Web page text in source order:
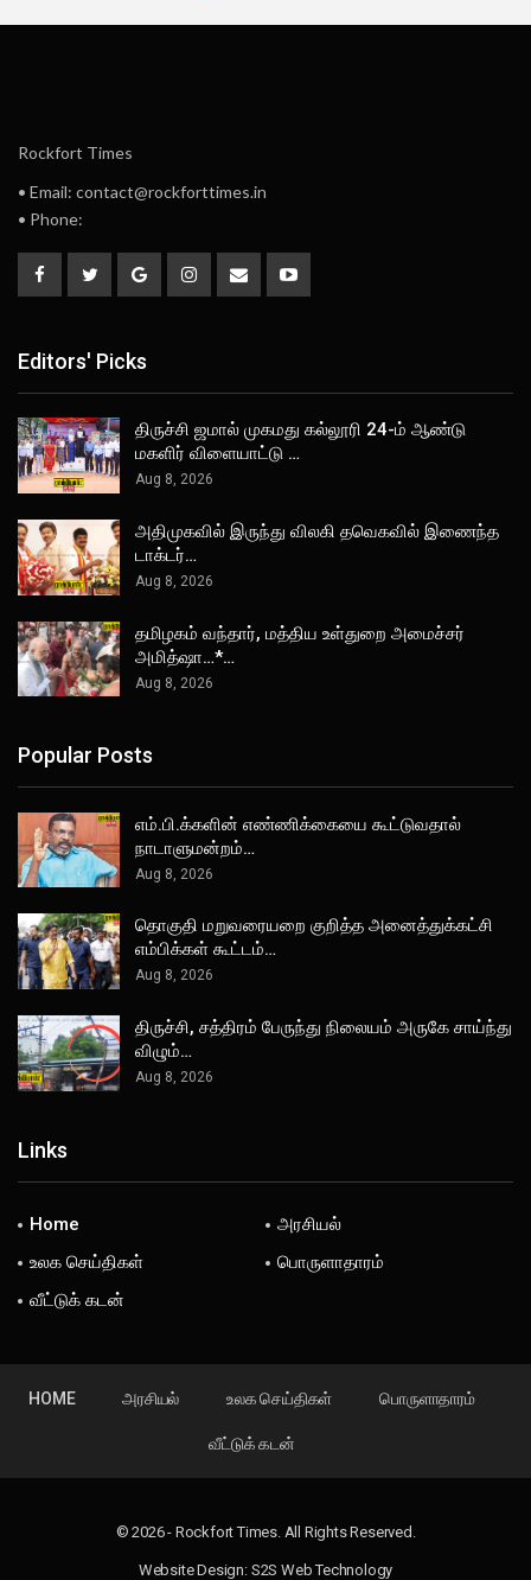
Rockfort Times
• Email: contact@rockforttimes.in
• Phone:
Editors' Picks
திருச்சி ஜமால் முகமது கல்லூரி 24-ம் ஆண்டு
மகளிர் விளையாட்டு …
Aug 8, 2026
அதிமுகவில் இருந்து விலகி தவெகவில் இணைந்த
டாக்டர்…
Aug 8, 2026
தமிழகம் வந்தார், மத்திய உள்துறை அமைச்சர்
அமித்ஷா…*…
Aug 8, 2026
Popular Posts
எம்.பி.க்களின் எண்ணிக்கையை கூட்டுவதால்
நாடாளுமன்றம்…
Aug 8, 2026
தொகுதி மறுவரையறை குறித்த அனைத்துக்கட்சி
எம்பிக்கள் கூட்டம்…
Aug 8, 2026
திருச்சி, சத்திரம் பேருந்து நிலையம் அருகே சாய்ந்து
விழும்…
Aug 8, 2026
Links
Home
அரசியல்
உலக செய்திகள்
பொருளாதாரம்
வீட்டுக் கடன்
HOME அரசியல் உலக செய்திகள் பொருளாதாரம்
வீட்டுக் கடன்
© 2026 - Rockfort Times. All Rights Reserved.
Website Design: S2S Web Technology